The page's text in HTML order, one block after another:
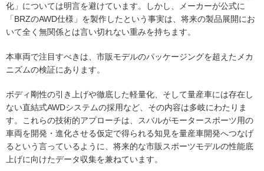
化」については明言を避けています。しかし、メーカーが公式に
「BRZのAWD仕様」を製作したという事実は、将来の製品展開にお
いて全く無関係とは言い切れない重みを持ちます。
本車両で注目すべきは、市販モデルのパッケージングを超えたメカ
ニズムの検証にあります。
ボディ剛性の引き上げや徹底した軽量化、そして量産車には存在し
ない直結式AWDシステムの採用など、その内容は多岐にわたりま
す。これらの技術的アプローチは、スバルがモータースポーツ用の
車両を開発・進化させる仮定で得られる知見を量産車開発へつなげ
るという言っているように、将来的な市販スポーツモデルの性能底
上げに向けたデータ収集を兼ねています。